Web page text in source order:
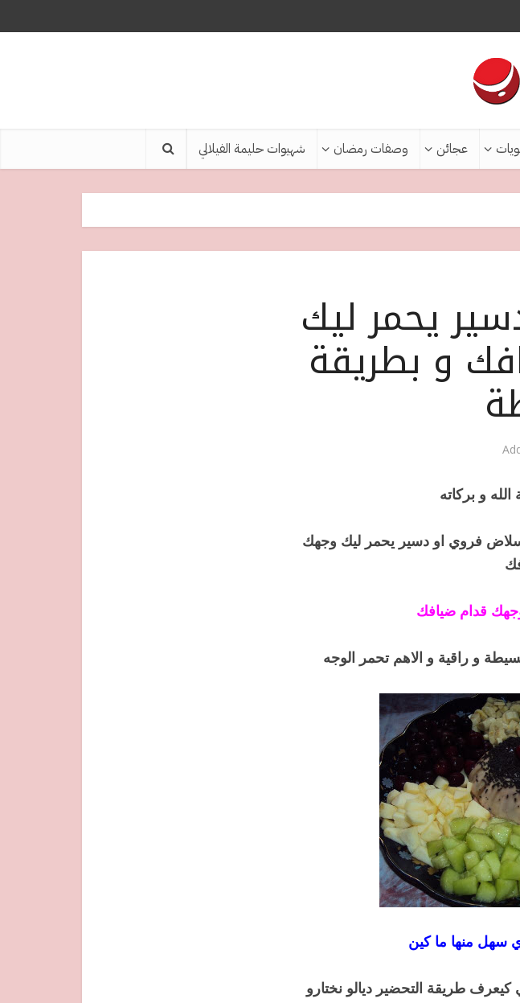
عجائن وصفات رمضان شهيوات حليمة الفيلالي
يحمر ليك
و بطريقة
و بركاته
سلاض فروي او دسير يحمر ليك وجهك
قدام ضيافك
و راقية و الاهم تحمر الوجه
منها ما كين
طريقة التحضير ديالو نختارو